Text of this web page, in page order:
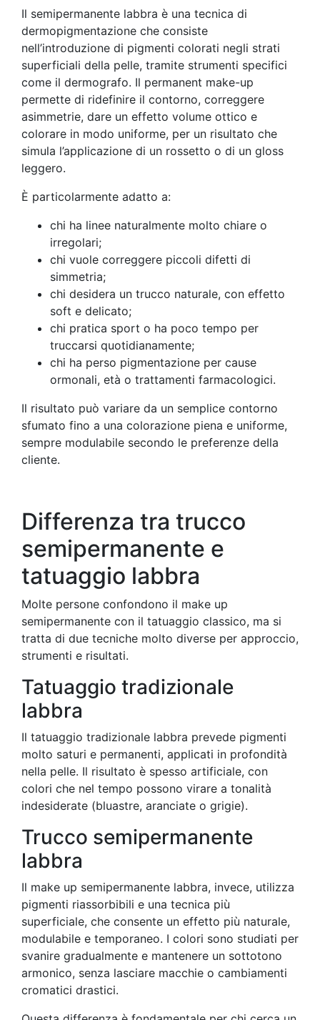
Il semipermanente labbra è una tecnica di
dermopigmentazione che consiste
nell’introduzione di pigmenti colorati negli strati
superficiali della pelle, tramite strumenti specifici
come il dermografo. Il permanent make-up
permette di ridefinire il contorno, correggere
asimmetrie, dare un effetto volume ottico e
colorare in modo uniforme, per un risultato che
simula l’applicazione di un rossetto o di un gloss
leggero.
È particolarmente adatto a:
chi ha linee naturalmente molto chiare o
irregolari;
chi vuole correggere piccoli difetti di
simmetria;
chi desidera un trucco naturale, con effetto
soft e delicato;
chi pratica sport o ha poco tempo per
truccarsi quotidianamente;
chi ha perso pigmentazione per cause
ormonali, età o trattamenti farmacologici.
Il risultato può variare da un semplice contorno
sfumato fino a una colorazione piena e uniforme,
sempre modulabile secondo le preferenze della
cliente.
Differenza tra trucco
semipermanente e
tatuaggio labbra
Molte persone confondono il make up
semipermanente con il tatuaggio classico, ma si
tratta di due tecniche molto diverse per approccio,
strumenti e risultati.
Tatuaggio tradizionale
labbra
Il tatuaggio tradizionale labbra prevede pigmenti
molto saturi e permanenti, applicati in profondità
nella pelle. Il risultato è spesso artificiale, con
colori che nel tempo possono virare a tonalità
indesiderate (bluastre, aranciate o grigie).
Trucco semipermanente
labbra
Il make up semipermanente labbra, invece, utilizza
pigmenti riassorbibili e una tecnica più
superficiale, che consente un effetto più naturale,
modulabile e temporaneo. I colori sono studiati per
svanire gradualmente e mantenere un sottotono
armonico, senza lasciare macchie o cambiamenti
cromatici drastici.